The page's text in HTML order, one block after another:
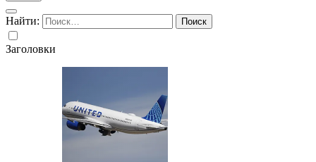
Найти:
Заголовки